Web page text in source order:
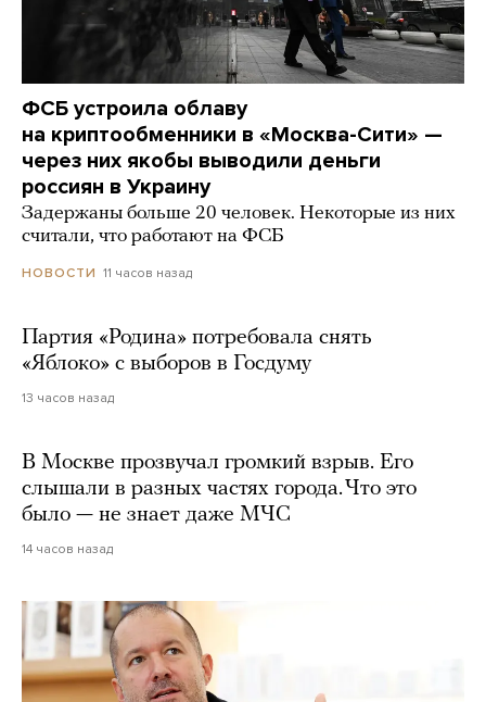
ФСБ устроила облаву
на криптообменники в «Москва-Сити» —
через них якобы выводили деньги
россиян в Украину
Задержаны больше 20 человек. Некоторые из них
считали, что работают на ФСБ
НОВОСТИ 11 часов назад
Партия «Родина» потребовала снять
«Яблоко» с выборов в Госдуму
13 часов назад
В Москве прозвучал громкий взрыв. Его
слышали в разных частях города. Что это
было — не знает даже МЧС
14 часов назад